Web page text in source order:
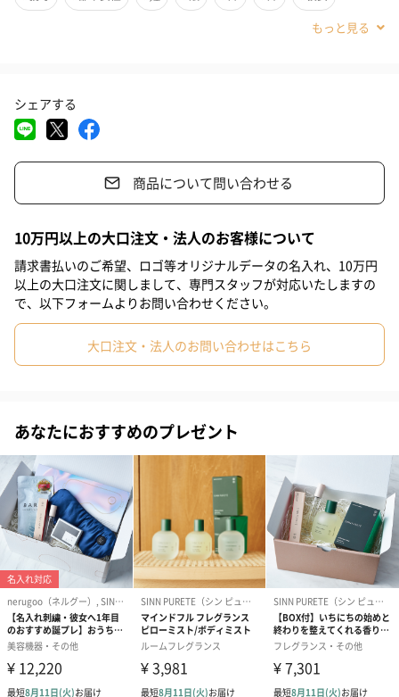
洗っても残る角層の隠れ汚れも吸着&ケアするシェイクスムーサー
です。
吸着効果の高いべントナイトやセルロースを配合した二層式のふ
き取りローション。細かい粒子が毛穴や角層に潜む隠れ汚れや皮
脂をしっかり抱え込んで吸着します。さらに抗菌作用に着目した
オオバクエキス※1や、肌荒れをケアするツボクサエキス※2やブ
※1 キハダ樹脂エキス
※2 ツボクサ葉エキス
※3 フラガリアチロエンシス果汁、BG、水
香り
PurIfication of Mind 心の浄化
香りのコンセプトは、美しい大自然の中にいるような、非日常体
験。その日を振り返り、感情や思考、潜在意識に語りかけながら
#女性
#50代 #60代
シェアする
商品について問い合わせる
10万円以上の大口注文・法人のお客様について
請求書払いのご希望、ロゴ等オリジナルデータの名入れ、10万円
以上の大口注文に関しまして、専門スタッフが対応いたしますの
で、以下フォームよりお問い合わせください。
大口注文・法人のお問い合わせはこちら
あなたにおすすめのプレゼント